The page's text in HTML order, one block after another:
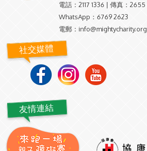
電話： 2117 1336 | 傳真：
WhatsApp： 6769 2623
電郵： info@mightycharity.org
社交媒體
友情連結